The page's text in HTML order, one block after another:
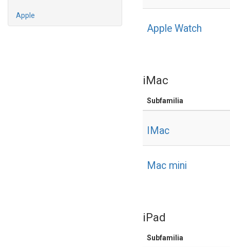
Apple
Apple Watch
iMac
Subfamilia
IMac
Mac mini
iPad
Subfamilia